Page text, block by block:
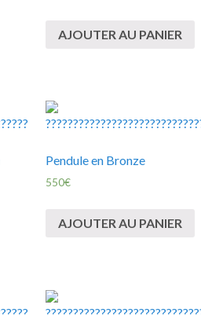
AJOUTER AU PANIER
Pendule en Bronze
550€
AJOUTER AU PANIER